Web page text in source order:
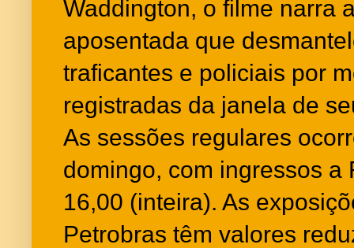
Waddington, o filme narra
aposentada que
traficantes e policiais por
registradas da janela de
As sessões regulares
domingo, com ingressos a
16,00 (inteira). As
Petrobras têm valores